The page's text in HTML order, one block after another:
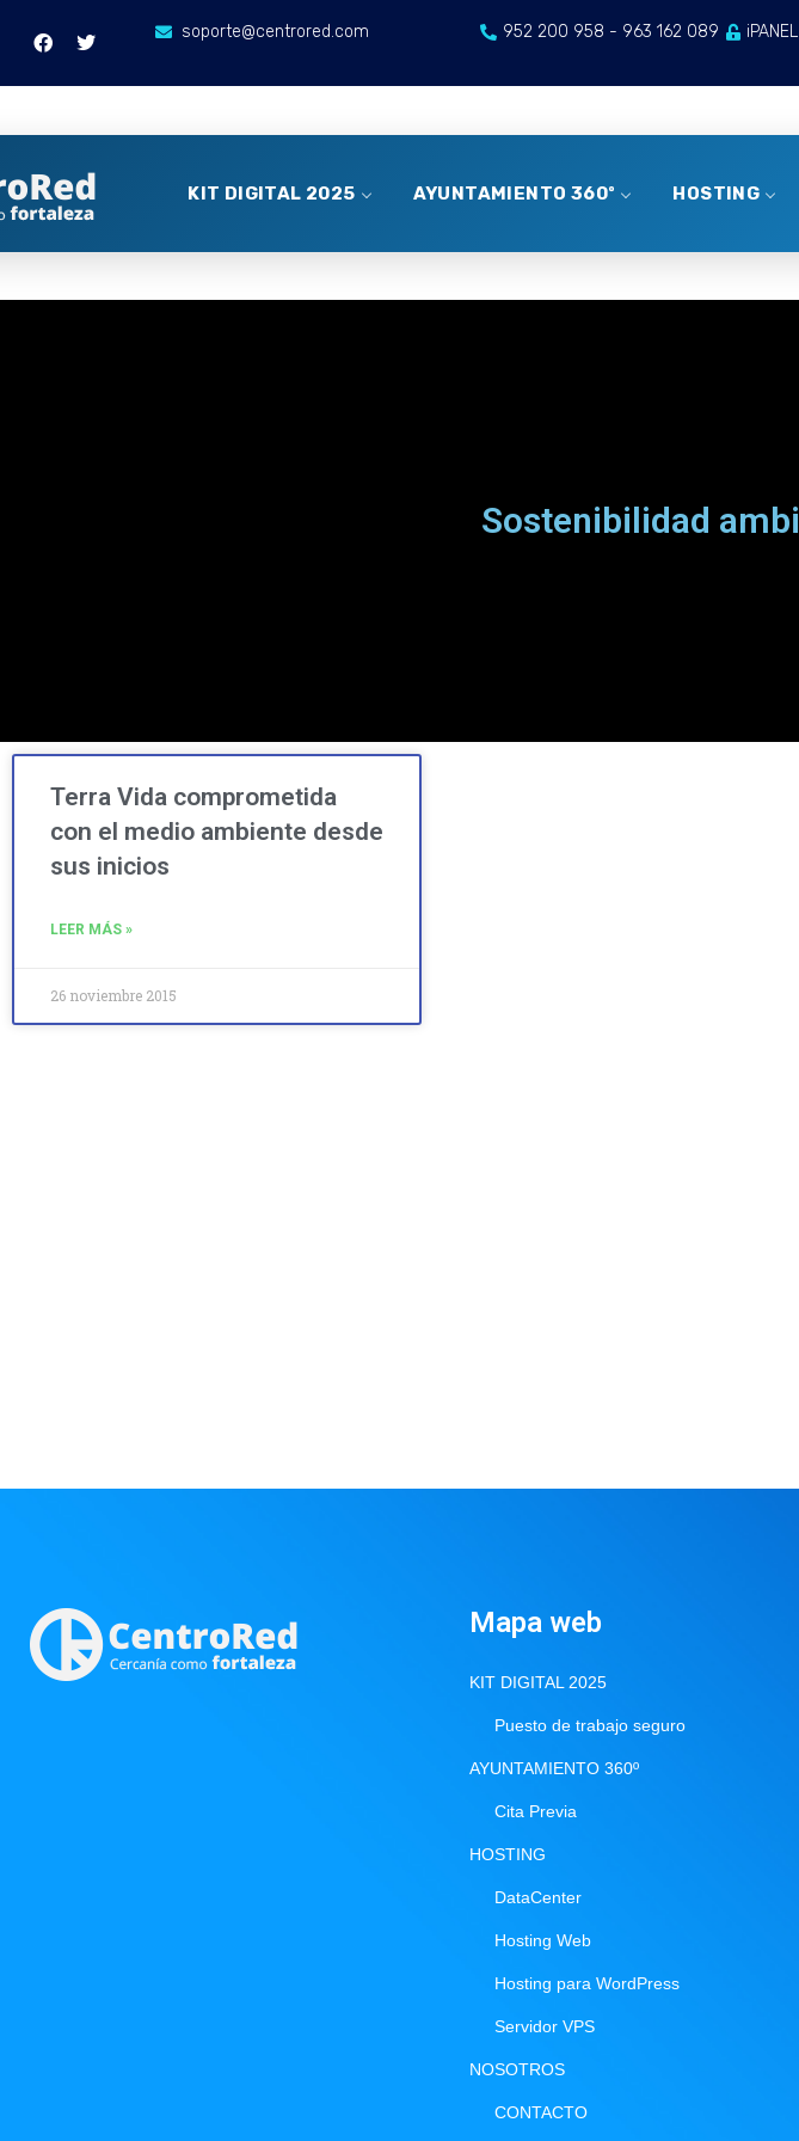
soporte@centrored.com 952 200 958 - 963 162 089 iPANEL
KIT DIGITAL 2025 AYUNTAMIENTO 360º HOSTING
Sostenibilidad
Terra Vida comprometida
con el medio ambiente desde
sus inicios
LEER MÁS »
26 noviembre 2015
Mapa web
KIT DIGITAL 2025
Puesto de trabajo seguro
AYUNTAMIENTO 360º
Cita Previa
HOSTING
DataCenter
Hosting Web
Hosting para WordPress
Servidor VPS
NOSOTROS
CONTACTO